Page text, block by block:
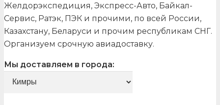
Желдорэкспедиция, Экспресс-Авто, Байкал-
Сервис, Ратэк, ПЭК и прочими, по всей России,
Казахстану, Беларуси и прочим республикам СНГ.
Организуем срочную авиадоставку.
Мы доставляем в города: